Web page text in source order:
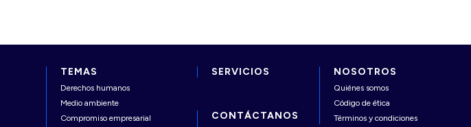
TEMAS
Derechos humanos
Medio ambiente
Compromiso empresarial
SERVICIOS
CONTÁCTANOS
NOSOTROS
Quiénes somos
Código de ética
Términos y condiciones